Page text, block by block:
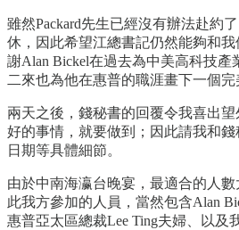
雖然Packard先生已經沒有辦法赴約
休，因此希望江總書記仍然能夠和
謝Alan Bickel在過去為中美高科技產
二來也為他在惠普的職涯畫下一個完
兩天之後，錢秘書的回覆令我喜出
好的事情，就要做到；因此請我和錢
日期等具體細節。
由於中南海瀛台晚宴，最適合的人
此我方參加的人員，當然包含Alan
惠普亞太區總裁Lee Ting夫婦、以及